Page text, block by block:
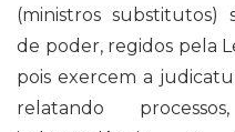
(ministros substitutos)
de poder, regidos pela
pois exercem a
relatando